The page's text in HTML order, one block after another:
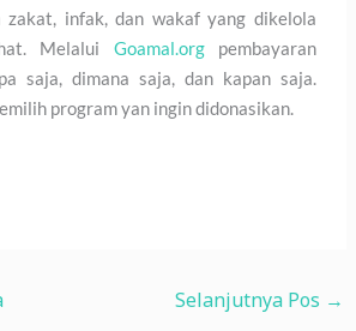
zakat, infak, dan wakaf yang dikelola
Melalui Goamal.orgpembayaran
saja, dimana saja, dan kapan saja.
program yan ingin didonasikan.
Selanjutnya Pos →